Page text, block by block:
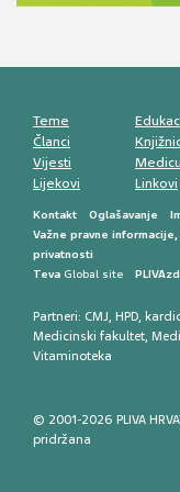
smetnji do
Teme
Članci
Vijesti
Lijekovi
Linkovi
Kontakt Oglašavanje
Važne pravne
privatnosti
Teva Global site
Partneri: CMJ, HPD,
Medicinski fakultet,
Vitaminoteka
© 2001-2026 PLIVA
pridržana